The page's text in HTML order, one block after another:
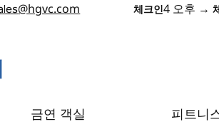
@hgvc.com 체크인4 오후 →
금연 객실 피트니